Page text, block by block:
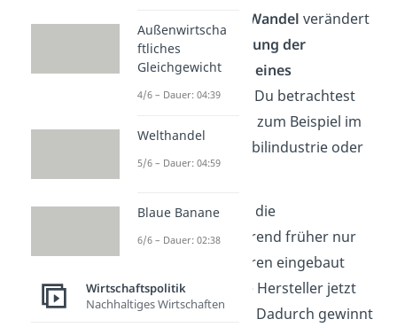
intrasektoraler Wandel verändert
dagegen die
Bedeutung der
Branchen innerhalb eines
Wirtschaftssektors
. Du betrachtest
also Veränderungen zum Beispiel im
Handel, der Automobilindustrie oder
im Tourismus.
Ein Beispiel dafür ist die
Autoindustrie.Während früher nur
Verbrennungsmotoren eingebaut
wurden, setzen viele Hersteller jetzt
auf Elektromotoren. Dadurch gewinnt
Außenwirtscha
ftliches
Gleichgewicht
4/6 – Dauer: 04:39
Welthandel
5/6 – Dauer: 04:59
Blaue Banane
6/6 – Dauer: 02:38
Wirtschaftspolitik
Nachhaltiges Wirtschaften